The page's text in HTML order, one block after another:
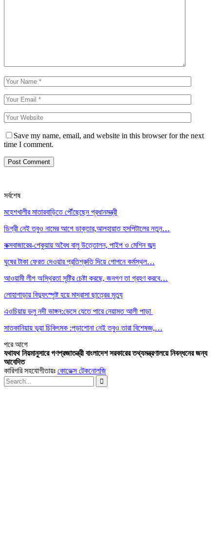
Save my name, email, and website in this browser for the next
time I comment.
সর্বশেষ
মহেশখালীর মাতারবাড়িতে পৌঁছেছেন প্রধানমন্ত্রী
ডিগ্রী নেই তবুও নামের আগে ডাক্তার,আলহায়াত হসপিটালের নতুন…
কক্সবাজারের-পেকুয়ায় অবৈধ বালু উত্তোলন, পাইপ ও মেশিন জব্দ
ঘুষের টাকা ফেরত দেওয়ার প্রতিশ্রুতি দিয়ে গোপনে কর্মস্থল…
আওয়ামী লীগ অস্থিরতা সৃষ্টির চেষ্টা করছে, জনগণ তা গ্রহণ করবে…
লোহাগাড়ায় বিদ্যুৎস্পৃষ্ট হয়ে মাদ্রাসা ছাত্রের মৃত্যু
এওচিয়ায় ডলু নদী ভাঙ্গন:ভেসে যেতে পারে নেয়ামত আলী পাড়া
সাতকানিয়ায় ভূয়া চিকিৎসক :পড়াশোনা নেই তবুও তারা বিশেষজ্ঞ,…
পরেআগে
যথাযথ নিয়মানুসারে গণপ্রজাতন্ত্রী বাংলাদেশ সরকারের তথ্যমন্ত্রণালয়ে নিবন্ধনের জন্য
আবেদিত
কারিগরি সহযোগীতায়ঃ কোডেক্স টেকনোলজি